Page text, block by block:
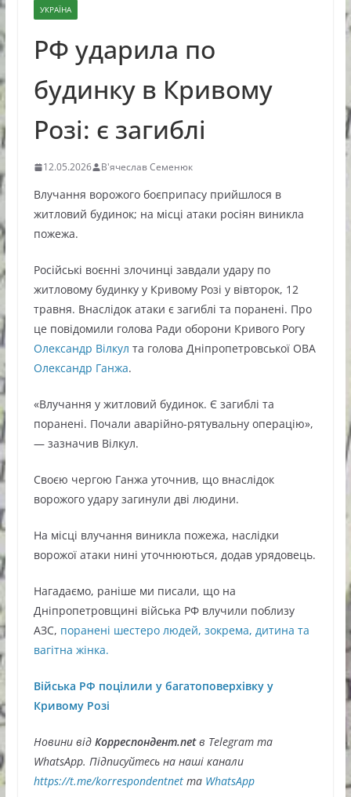
УКРАЇНА
РФ ударила по
будинку в Кривому
Розі: є загиблі
12.05.2026 В'ячеслав Семенюк
Влучання ворожого боєприпасу прийшлося в
житловий будинок; на місці атаки росіян виникла
пожежа.
Російські воєнні злочинці завдали удару по
житловому будинку у Кривому Розі у вівторок, 12
травня. Внаслідок атаки є загиблі та поранені. Про
це повідомили голова Ради оборони Кривого Рогу
Олександр Вілкул та голова Дніпропетровської ОВА
Олександр Ганжа.
«Влучання у житловий будинок. Є загиблі та
поранені. Почали аварійно-рятувальну операцію»,
— зазначив Вілкул.
Своєю чергою Ганжа уточнив, що внаслідок
ворожого удару загинули дві людини.
На місці влучання виникла пожежа, наслідки
ворожої атаки нині уточнюються, додав урядовець.
Нагадаємо, раніше ми писали, що на
Дніпропетровщині війська РФ влучили поблизу
АЗС, поранені шестеро людей, зокрема, дитина та
вагітна жінка.
Війська РФ поцілили у багатоповерхівку у
Кривому Розі
Новини відКорреспондент.netв Telegram та
WhatsApp. Підписуйтесь на наші канали
https://t.me/korrespondentnetта WhatsApp